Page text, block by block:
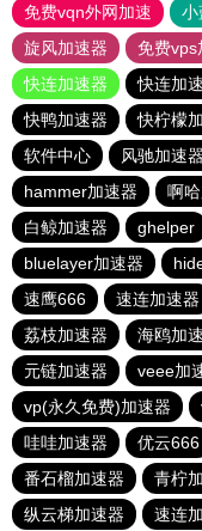
免费vqn外网加速
小
旋风加速器
免费vps
快连加速器
快连加
快鸭加速器
快柠檬
软件中心
风驰加速器
hammer加速器
啊
白鲸加速器
ghelper
bluelayer加速器
速鹰666
速连加速器
荔枝加速器
海鸥加
元链加速器
veee加
vp(永久免费)加速器
哇哇加速器
优云666
番石榴加速器
青柠
纵云梯加速器
速连